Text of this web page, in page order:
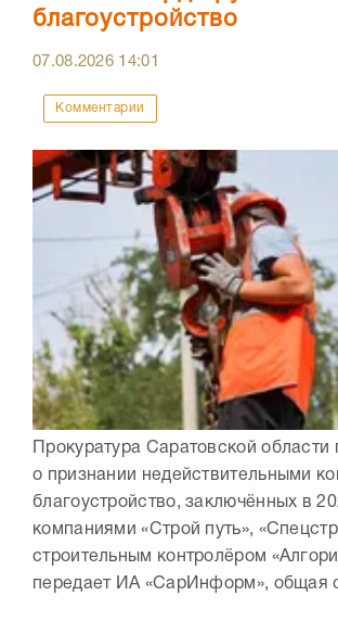
благоустройство
07.08.2026 14:01
Комментарии
Прокуратура Саратовской области
о признании недействительными
благоустройство, заключённых в
компаниями «Строй путь»,
строительным контролёром
передает ИА «СарИнформ», общая